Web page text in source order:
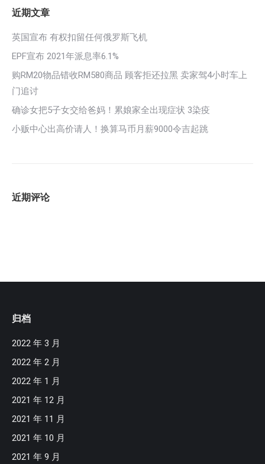
近期文章
英国宣布 有权扣留任何俄罗斯飞机
EPF宣布 2021年派息率6.1%
购RM20物品错收RM580商品 顾客拒还拉黑 卖家驾4小时车上
门追讨
确诊女把5子女交给爸妈！累娘家全出现症状 3染疫
小贩中心出高价请人！换算马币月薪9000令吉起跳
近期评论
归档
2022 年 3 月
2022 年 2 月
2022 年 1 月
2021 年 12 月
2021 年 11 月
2021 年 10 月
2021 年 9 月